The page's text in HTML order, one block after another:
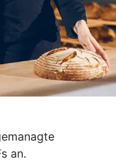
an.